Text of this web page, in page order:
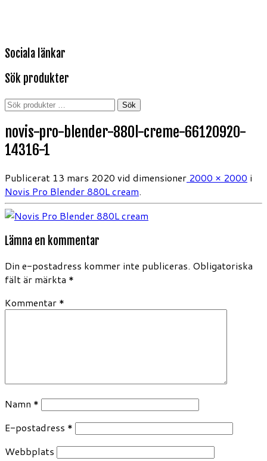
Sociala länkar
Sök produkter
Sök
Sök
novis-pro-blender-880l-creme-66120920-
14316-1
Publicerat 13 mars 2020 vid dimensioner 2000 × 2000 i
Novis Pro Blender 880L cream.
Lämna en kommentar
Din e-postadress kommer inte publiceras. Obligatoriska
fält är märkta *
Kommentar *
Namn *
E-postadress *
Webbplats